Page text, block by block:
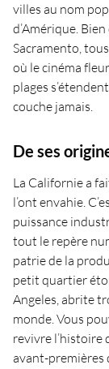
villes au nom
d’Amérique.
Sacramento,
où le cinéma
plages
couche jamais.
De ses
La Californie a
l’ont envahie.
puissance
tout le repère
patrie de la
petit quartier
Angeles, abrite
monde. Vous
revivre l’histoire
avant-premières